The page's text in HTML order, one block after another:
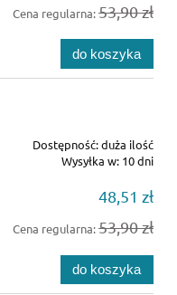
Cena regularna:53,90 zł
do koszyka
Dostępność:duża ilość
Wysyłka w: 10 dni
48,51 zł
Cena regularna:53,90 zł
do koszyka